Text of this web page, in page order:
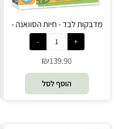
מדבקות לבד - חיות הסוואנה -
Crealign
₪139.90
הוסף לסל